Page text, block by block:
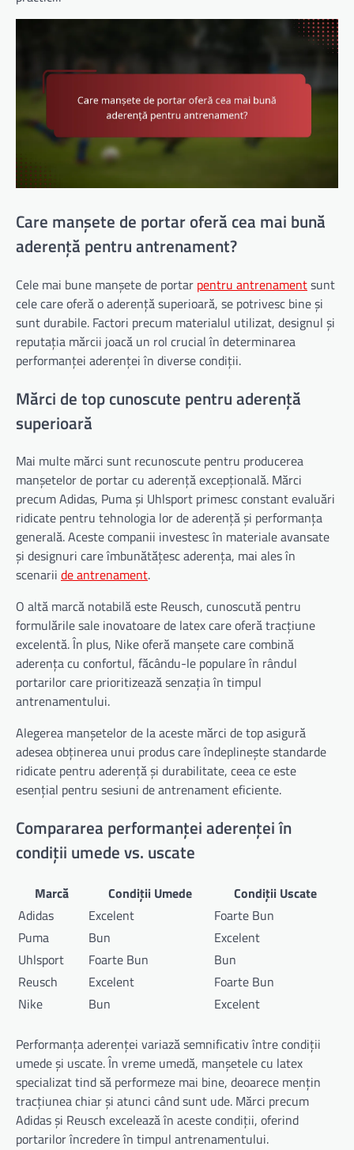
Care manșete de portar oferă cea mai bună
aderență pentru antrenament?
Cele mai bune manșete de portar pentru antrenamentsunt
cele care oferă o aderență superioară, se potrivesc bine și
sunt durabile. Factori precum materialul utilizat, designul și
reputația mărcii joacă un rol crucial în determinarea
performanței aderenței în diverse condiții.
Mărci de top cunoscute pentru aderență
superioară
Mai multe mărci sunt recunoscute pentru producerea
manșetelor de portar cu aderență excepțională. Mărci
precum Adidas, Puma și Uhlsport primesc constant evaluări
ridicate pentru tehnologia lor de aderență și performanța
generală. Aceste companii investesc în materiale avansate
și designuri care îmbunătățesc aderența, mai ales în
scenarii de antrenament.
O altă marcă notabilă este Reusch, cunoscută pentru
formulările sale inovatoare de latex care oferă tracțiune
excelentă. În plus, Nike oferă manșete care combină
aderența cu confortul, făcându-le populare în rândul
portarilor care prioritizează senzația în timpul
antrenamentului.
Alegerea manșetelor de la aceste mărci de top asigură
adesea obținerea unui produs care îndeplinește standarde
ridicate pentru aderență și durabilitate, ceea ce este
esențial pentru sesiuni de antrenament eficiente.
Compararea performanței aderenței în
condiții umede vs. uscate
Marcă Condiții Umede
Condiții Uscate
Adidas
Excelent
Foarte Bun
Puma
Bun
Excelent
Uhlsport
Foarte Bun
Bun
Reusch
Excelent
Foarte Bun
Nike
Bun Excelent
Performanța aderenței variază semnificativ între condiții
umede și uscate. În vreme umedă, manșetele cu latex
specializat tind să performeze mai bine, deoarece mențin
tracțiunea chiar și atunci când sunt ude. Mărci precum
Adidas și Reusch excelează în aceste condiții, oferind
portarilor încredere în timpul antrenamentului.